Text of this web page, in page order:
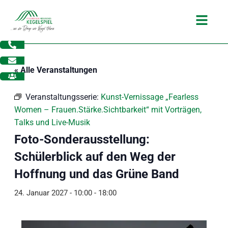
Inhalt
springen
Main
« Alle Veranstaltungen
Veranstaltungsserie: Kunst-Vernissage „Fearless
Women – Frauen.Stärke.Sichtbarkeit“ mit Vorträgen,
Talks und Live-Musik
Foto-Sonderausstellung:
Schülerblick auf den Weg der
Hoffnung und das Grüne Band
24. Januar 2027 - 10:00- 18:00